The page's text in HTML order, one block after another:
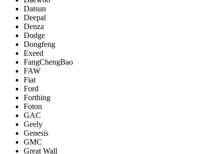
Datsun
Deepal
Denza
Dodge
Dongfeng
Exeed
FangChengBao
FAW
Fiat
Ford
Forthing
Foton
GAC
Geely
Genesis
GMC
Great Wall